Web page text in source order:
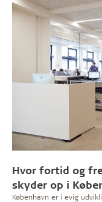
Hvor fortid og
skyder op i
København er i evig